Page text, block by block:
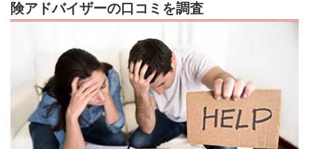
険アドバイザーの口コミを調査